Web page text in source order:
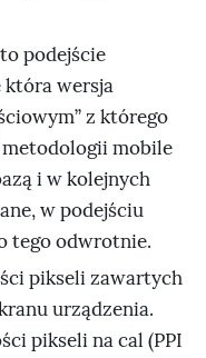
podejście
która wersja
z którego
mobile
i w kolejnych
w podejściu
tego odwrotnie.
pikseli zawartych
urządzenia.
pikseli na cal (PPI